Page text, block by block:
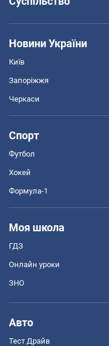
Новини України
Київ
Запоріжжя
Черкаси
Спорт
Футбол
Хокей
Формула-1
Моя школа
ГДЗ
Онлайн уроки
ЗНО
Авто
Тест Драйв